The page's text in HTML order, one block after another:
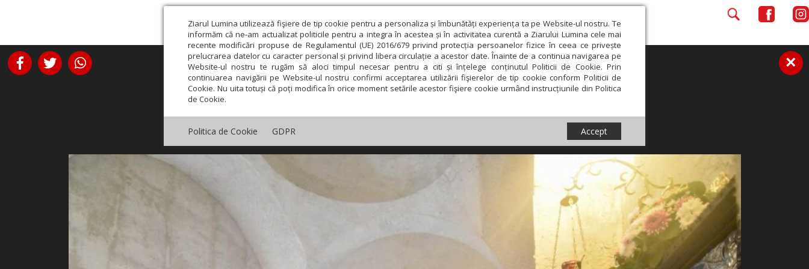
Ziarul Lumina utilizează fişiere de tip cookie pentru a personaliza și îmbunătăți experiența ta pe Website-ul nostru. Te
informăm că ne-am actualizat politicile pentru a integra în acestea și în activitatea curentă a Ziarului Lumina cele mai
recente modificări propuse de Regulamentul (UE) 2016/679 privind protecția persoanelor fizice în ceea ce privește
prelucrarea datelor cu caracter personal și privind libera circulație a acestor date. Înainte de a continua navigarea pe
Website-ul nostru te rugăm să aloci timpul necesar pentru a citi și înțelege conținutul Politicii de Cookie. Prin
continuarea navigării pe Website-ul nostru confirmi acceptarea utilizării fişierelor de tip cookie conform Politicii de
Cookie. Nu uita totuși că poți modifica în orice moment setările acestor fişiere cookie urmând instrucțiunile din Politica
de Cookie.
Politica de Cookie GDPR Accept
×